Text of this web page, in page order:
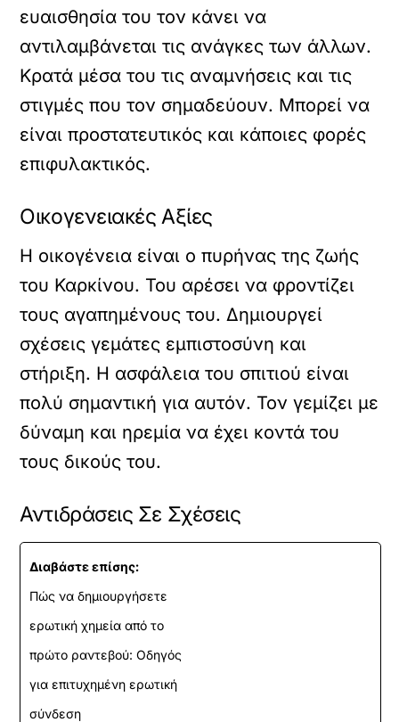
ευαισθησία του τον κάνει να
αντιλαμβάνεται τις ανάγκες των άλλων.
Κρατά μέσα του τις αναμνήσεις και τις
στιγμές που τον σημαδεύουν. Μπορεί να
είναι προστατευτικός και κάποιες φορές
επιφυλακτικός.
Οικογενειακές Αξίες
Η οικογένεια είναι ο πυρήνας της ζωής
του Καρκίνου. Του αρέσει να φροντίζει
τους αγαπημένους του. Δημιουργεί
σχέσεις γεμάτες εμπιστοσύνη και
στήριξη. Η ασφάλεια του σπιτιού είναι
πολύ σημαντική για αυτόν. Τον γεμίζει με
δύναμη και ηρεμία να έχει κοντά του
τους δικούς του.
Αντιδράσεις Σε Σχέσεις
Διαβάστε επίσης:
Πώς να δημιουργήσετε
ερωτική χημεία από το
πρώτο ραντεβού: Οδηγός
για επιτυχημένη ερωτική
σύνδεση